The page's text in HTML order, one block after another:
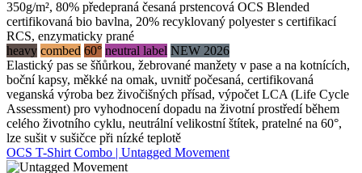
350g/m², 80% předepraná česaná prstencová OCS Blended
certifikovaná bio bavlna, 20% recyklovaný polyester s certifikací
RCS, enzymaticky prané
heavy combed 60° neutral label NEW 2026
Elastický pas se šňůrkou, žebrované manžety v pase a na kotnících,
boční kapsy, měkké na omak, uvnitř počesaná, certifikovaná
veganská výroba bez živočišných přísad, výpočet LCA (Life Cycle
Assessment) pro vyhodnocení dopadu na životní prostředí během
celého životního cyklu, neutrální velikostní štítek, pratelné na 60°,
lze sušit v sušičce při nízké teplotě
OCS T-Shirt Combo | Untagged Movement